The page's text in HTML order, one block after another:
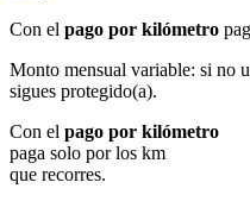
Con el pago por kilómetro
Monto mensual variable: si no
sigues protegido(a).
Con el pago por kilómetro
paga solo por los km
que recorres.